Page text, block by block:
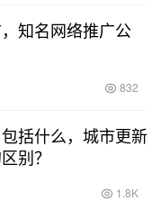
知名网络推广公
832
括什么，城市更新
别？
1.8K